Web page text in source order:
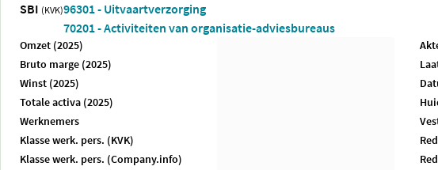
SBI (KVK)96301 - Uitvaartverzorging
70201 - Activiteiten van organisatie-adviesbureaus
Omzet (2025)
Bruto marge (2025)
Winst (2025)
Totale activa (2025)
Werknemers
Klasse werk. pers. (KVK)
Klasse werk. pers. (Company.info)